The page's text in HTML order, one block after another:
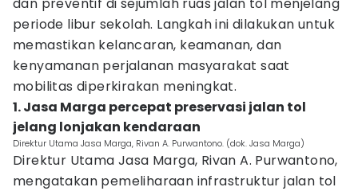
periode libur sekolah. Langkah ini dilakukan untuk
memastikan kelancaran, keamanan, dan
kenyamanan perjalanan masyarakat saat
mobilitas diperkirakan meningkat.
1. Jasa Marga percepat preservasi jalan tol
jelang lonjakan kendaraan
Direktur Utama Jasa Marga, Rivan A. Purwantono. (dok. Jasa Marga)
Direktur Utama Jasa Marga, Rivan A. Purwantono,
mengatakan pemeliharaan infrastruktur jalan tol